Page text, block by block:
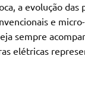
a evolução
e
sempre
elétricas